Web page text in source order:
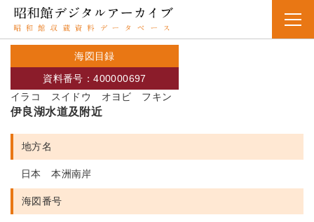
海図目録
イラコ スイドウ オヨビ フキン
資料番号：400000697
伊良湖水道及附近
地方名
日本 本洲南岸
海図番号